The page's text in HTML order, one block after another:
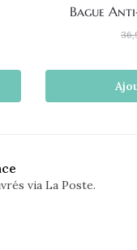
Bague
via La Poste.